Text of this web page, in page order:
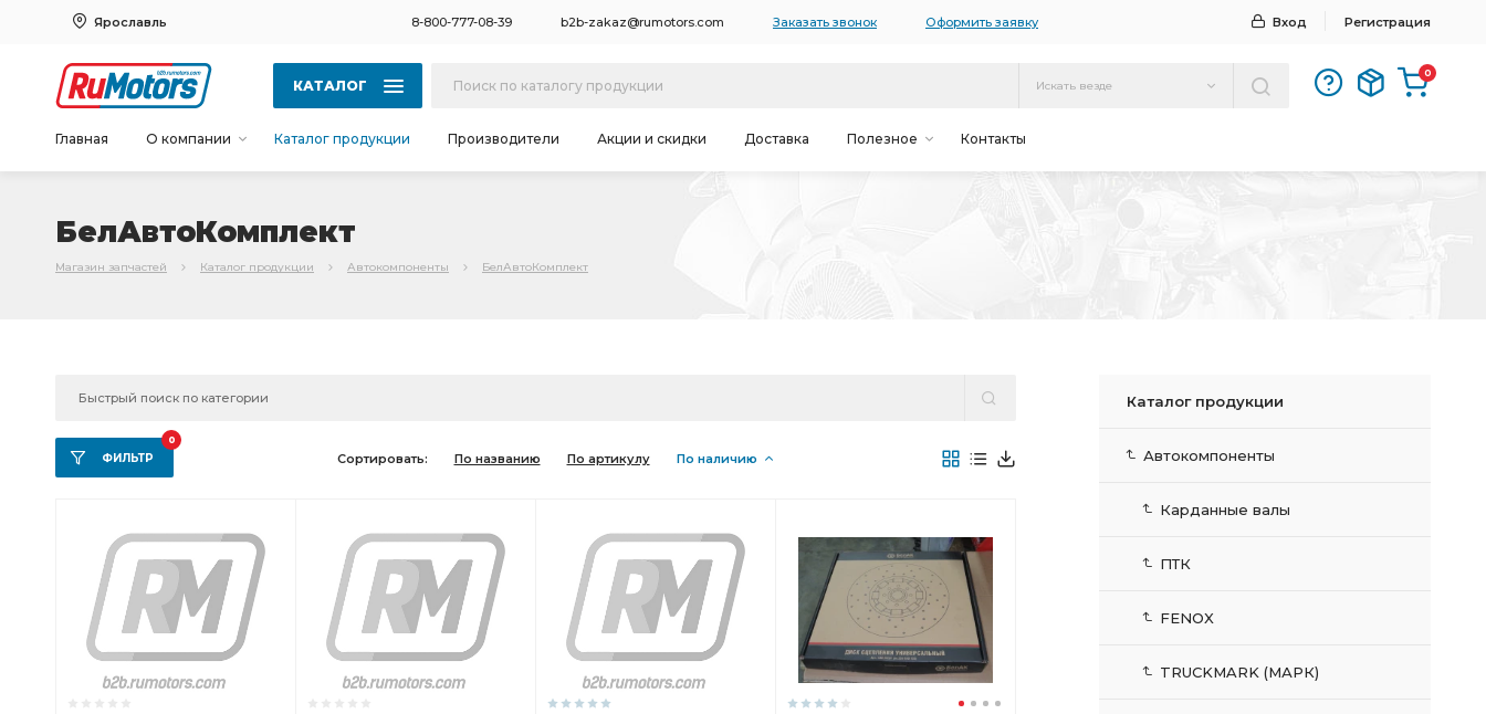
Ярославль 8-800-777-08-39 b2b-zakaz@rumotors.com Заказать звонок Оформить заявку Вход Регистрация
КАТАЛОГ Искать везде
0
Главная О компании Каталог продукции Производители Акции и скидки Доставка Полезное Контакты
БелАвтоКомплект
Магазин запчастей Каталог продукции Автокомпоненты БелАвтоКомплект
ФИЛЬТР
0
Сортировать: По названию По артикулу По наличию
Каталог продукции
Автокомпоненты
Карданные валы
ПТК
FENOX
TRUCKMARK (МАРК)